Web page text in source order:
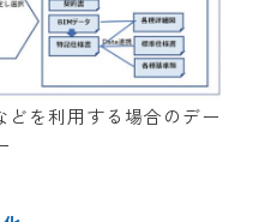
を利用する場合のデー